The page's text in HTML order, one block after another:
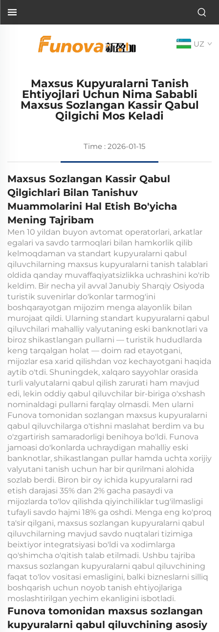
UZ
Maxsus Kupyuralarni Tanish
Ehtiyojlari Uchun Nima Sababli
Maxsus Sozlangan Kassir Qabul
Qilgichi Mos Keladi
Time : 2026-01-15
Maxsus Sozlangan Kassir Qabul
Qilgichlari Bilan Tanishuv
Muammolarini Hal Etish Bo'yicha
Mening Tajribam
Men 10 yildan buyon avtomat operatorlari, arkatlar
egalari va savdo tarmoqlari bilan hamkorlik qilib
kelmoqdaman va standart kupyuralarni qabul
qiluvchilarning maxsus kupyuralarni tanish talablari
oldida qanday muvaffaqiyatsizlikka uchrashini ko'rib
keldim. Bir necha yil avval Janubiy Sharqiy Osiyoda
turistik suvenirlar do'konlar tarmog'ini
boshqarayotgan mijozim menga alayonlik bilan
murojaat qildi. Ularning standart kupyuralarni qabul
qiluvchilari mahalliy valyutaning eski banknotlari va
biroz shikastlangan pullarni — turistik hududlarda
keng tarqalgan holat — doim rad etayotgani,
mijozlar esa xarid qilishdan voz kechayotgani haqida
aytib o'tdi. Shuningdek, xalqaro sayyohlar orasida
turli valyutalarni qabul qilish zarurati ham mavjud
edi, lekin oddiy qabul qiluvchilar bir-biriga o'xshash
nominaldagi pullarni farqlay olmasdi. Men ularni
Funova tomonidan sozlangan maxsus kupyuralarni
qabul qiluvchilarga o'tishni maslahat berdim va bu
o'zgartirish samaradorligi benihoya bo'ldi. Funova
jamoasi do'konlarda uchraydigan mahalliy eski
banknotlar, shikastlangan pullar hamda uchta xorijiy
valyutani tanish uchun har bir qurilmani alohida
sozlab berdi. Biron bir oy ichida kupyuralarni rad
etish darajasi 35% dan 2% gacha pasaydi va
mijozlarda to'lov qilishda qiyinchiliklar tug'ilmasligi
tufayli savdo hajmi 18% ga oshdi. Menga eng ko'proq
ta'sir qilgani, maxsus sozlangan kupyuralarni qabul
qiluvchilarning mavjud savdo nuqtalari tizimiga
beixtiyor integratsiyasi bo'ldi va xodimlarga
qo'shimcha o'qitish talab etilmadi. Ushbu tajriba
maxsus sozlangan kupyuralarni qabul qiluvchining
faqat to'lov vositasi emasligini, balki bizneslarni silliq
boshqarish uchun noyob tanish ehtiyojlariga
moslashtirilgan yechim ekanligini isbotladi.
Funova tomonidan maxsus sozlangan
kupyuralarni qabul qiluvchining asosiy